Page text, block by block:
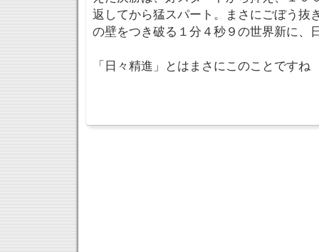
返してから猛スパート。まさにごぼう抜
の壁をつき破る１分４秒９の世界新に、
「日々精進」とはまさにこのことですね